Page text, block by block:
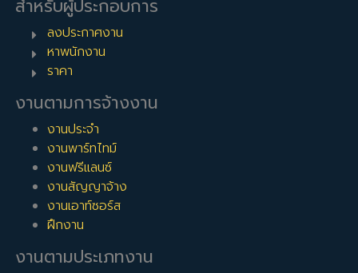
สำหรับผู้ประกอบการ
ลงประกาศงาน
หาพนักงาน
ราคา
งานตามการจ้างงาน
งานประจำ
งานพาร์ทไทม์
งานฟรีแลนซ์
งานสัญญาจ้าง
งานเอาท์ซอร์ส
ฝึกงาน
งานตามประเภทงาน